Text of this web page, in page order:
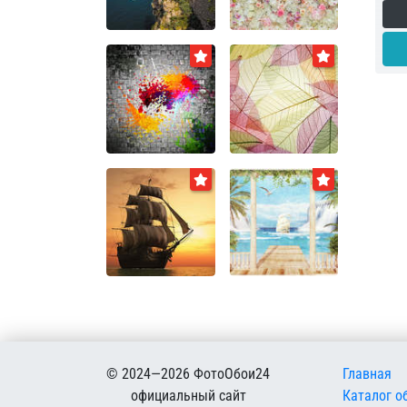
© 2024—2026 ФотоОбои24
официальный сайт
Меню
Главная
Каталог